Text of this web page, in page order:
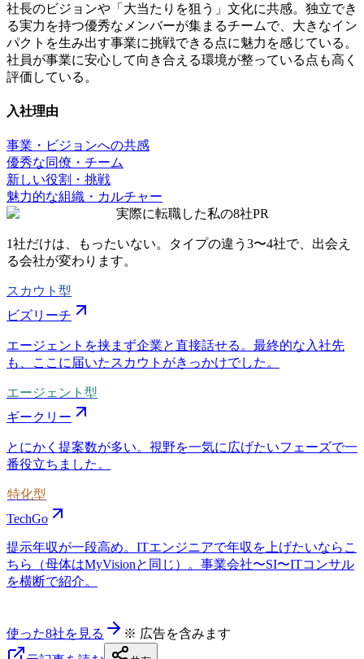
社長のビジョンや「大当たりを狙う」文化に共感。独立でき
る実力を持つ優秀なメンバーが集まるチームで、大きなイン
パクトを生み出す事業に挑戦できる点に魅力を感じている。
社員が事業に安心して向き合える環境が整っている点も高く
評価している。
入社理由
事業・ビジョンへの共感
優秀な同僚・チーム
新しい役割・挑戦
魅力的な組織・カルチャー
実際に転職した私の8社PR
1社だけは、もったいない。タイプの違う 3〜4社で、出会え
る会社が変わります。
スカウト型
ビズリーチ
エージェントを挟まず企業と直接話せる。最終的な入社先
も、ここに届いたスカウトがきっかけでした。
エージェント型
ギークリー
とにかく提案数が多い。視野を一気に広げたいフェーズで一
番役立ちました。
特化型
TechGo
提示年収が一段高め。ITエンジニアで年収を上げたいならこ
ちら（母体はMyVisionと同じ）。事業会社〜SI〜ITコンサル
を横断で紹介。
使った8社を見る
※ 広告を含みます